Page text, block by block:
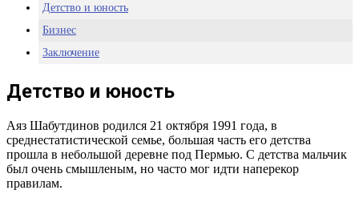
Детство и юность
Бизнес
Заключение
Детство и юность
Аяз Шабутдинов родился 21 октября 1991 года, в
среднестатистической семье, большая часть его детства
прошла в небольшой деревне под Пермью. С детства мальчик
был очень смышленым, но часто мог идти наперекор
правилам.